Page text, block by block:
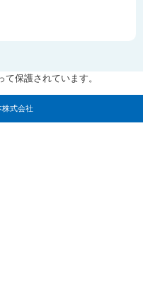
保護されています。
式会社